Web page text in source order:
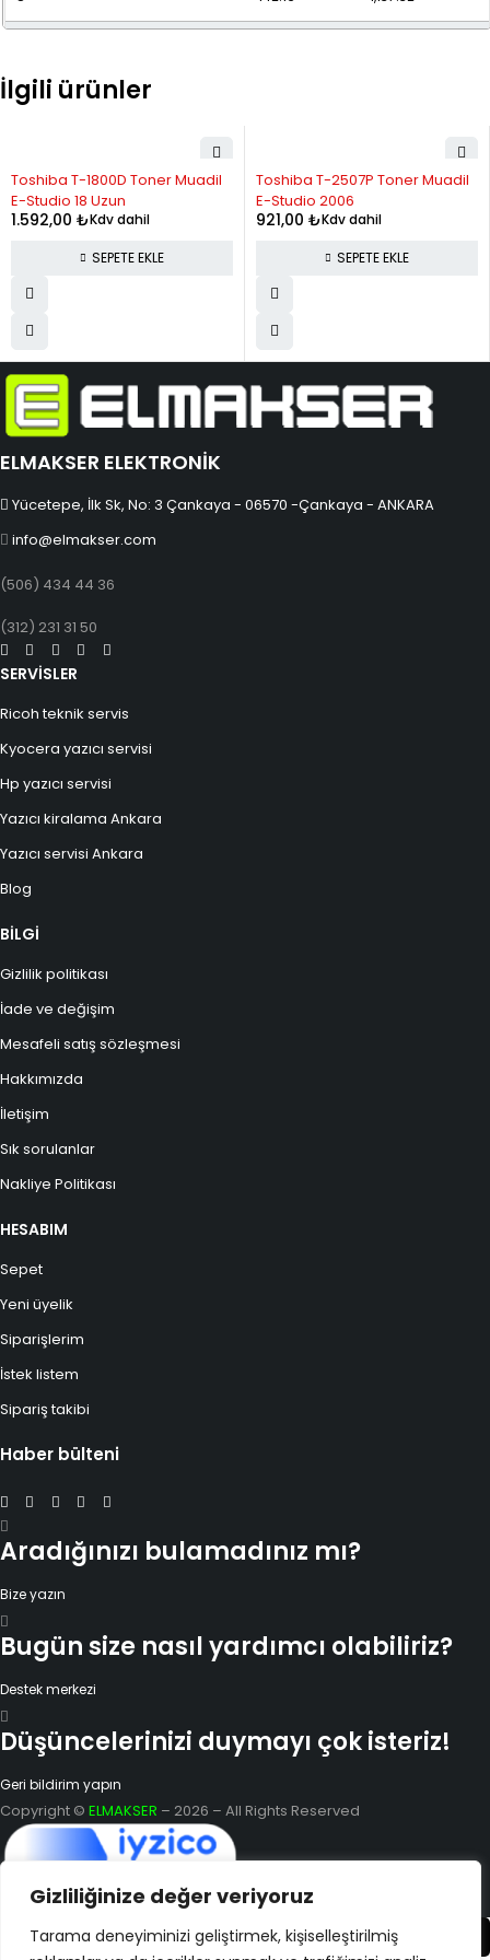
Gizliliğinize değer veriyoruz
Tarama deneyiminizi geliştirmek, kişiselleştirilmiş
10
12 104.42
İlgili ürünler
Toshiba T-1800D Toner Muadil
E-Studio 18 Uzun
1.592,00 ₺Kdv dahil
SEPETE EKLE
Toshiba T-2507P Toner Muadil
E-Studio 2006
921,00 ₺Kdv dahil
SEPETE EKLE
ELMAKSER ELEKTRONİK
Yücetepe, İlk Sk, No: 3 Çankaya - 06570 -Çankaya - ANKARA
info@elmakser.com
(506) 434 44 36
(312) 231 31 50
SERVİSLER
Ricoh teknik servis
Kyocera yazıcı servisi
Hp yazıcı servisi
Yazıcı kiralama Ankara
Yazıcı servisi Ankara
Blog
BİLGİ
Gizlilik politikası
İade ve değişim
Mesafeli satış sözleşmesi
Hakkımızda
İletişim
Sık sorulanlar
Nakliye Politikası
HESABIM
Sepet
Yeni üyelik
Siparişlerim
İstek listem
Sipariş takibi
Haber bülteni
Aradığınızı bulamadınız mı?
Bize yazın
Bugün size nasıl yardımcı olabiliriz?
Destek merkezi
Düşüncelerinizi duymayı çok isteriz!
Geri bildirim yapın
Copyright © ELMAKSER – 2026 – All Rights Reserved
Karşılaştır(0)